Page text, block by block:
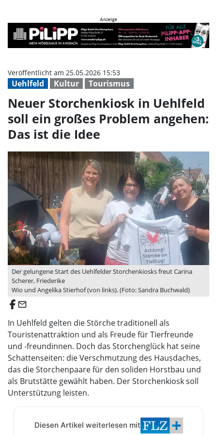
Uehlfeld Kultur Tourismus
Veröffentlicht am 25.05.2026 15:53
Neuer Storchenkiosk in Uehlfeld
soll ein großes Problem angehen:
Das ist die Idee
Der gelungene Start des Uehlfelder Storchenkiosks freut Carina
Scherer, Friederike
Wio und Angelika Stierhof (von links). (Foto: Sandra Buchwald)
email
In Uehlfeld gelten die Störche traditionell als
Touristenattraktion und als Freude für Tierfreunde
und -freundinnen. Doch das Storchenglück hat seine
Schattenseiten: die Verschmutzung des Hausdaches,
das die Storchenpaare für den soliden Horstbau und
als Brutstätte gewählt haben. Der Storchenkiosk soll
Unterstützung leisten.
Diesen Artikel weiterlesen mit